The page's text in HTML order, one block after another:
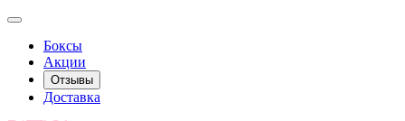
Боксы
Акции
Отзывы
Доставка